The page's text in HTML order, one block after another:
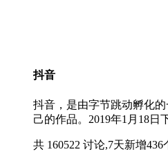
抖音
抖音，是由字节跳动孵化
己的作品。2019年1月18日
共 160522 讨论,7天新增